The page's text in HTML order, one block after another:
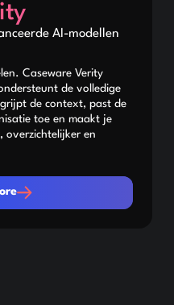
AI-modellen
Caseware Verity
de volledige
de context, past de
toe en maakt je
overzichtelijker en